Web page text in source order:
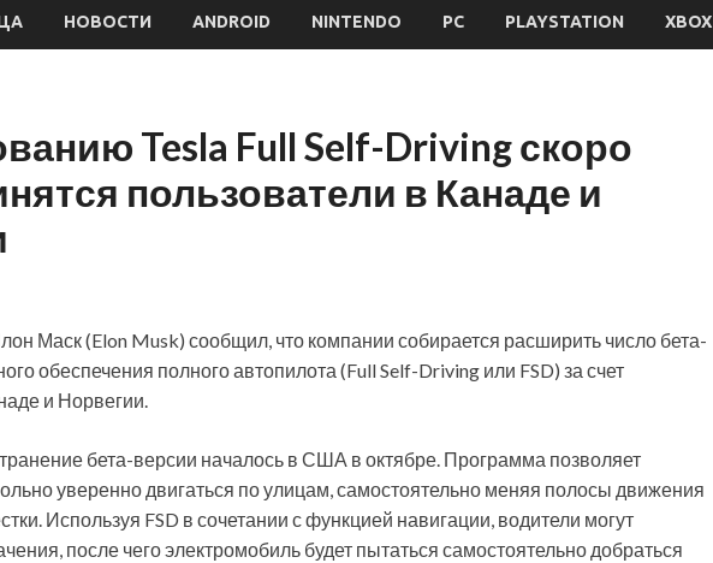
НОВОСТИ ANDROID NINTENDO PC PLAYSTATION XBOX
Tesla Full Self-Driving скоро
пользователи в Канаде и
Маск (Elon Musk) сообщил, что компании собирается расширить число бета-
обеспечения полного автопилота (Full Self-Driving или FSD) за счет
и Норвегии.
бета-версии началось в США в октябре. Программа позволяет
уверенно двигаться по улицам, самостоятельно меняя полосы движения
Используя FSD в сочетании с функцией навигации, водители могут
после чего электромобиль будет пытаться самостоятельно добраться